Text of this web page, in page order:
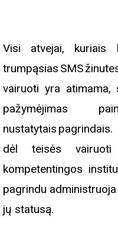
Visi atvejai, kuriais
trumpąsias SMS
vairuoti yra atimama,
pažymėjimas
nustatytais
dėl teisės
kompetentingos
pagrindu
jų statusą.